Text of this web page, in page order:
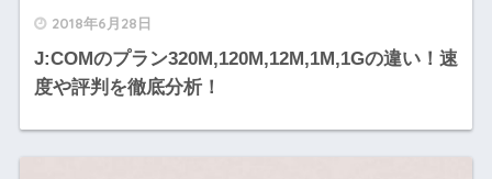
2018年6月28日
J:COMのプラン320M,120M,12M,1M,1Gの違い！速
度や評判を徹底分析！